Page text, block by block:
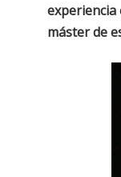
máster de